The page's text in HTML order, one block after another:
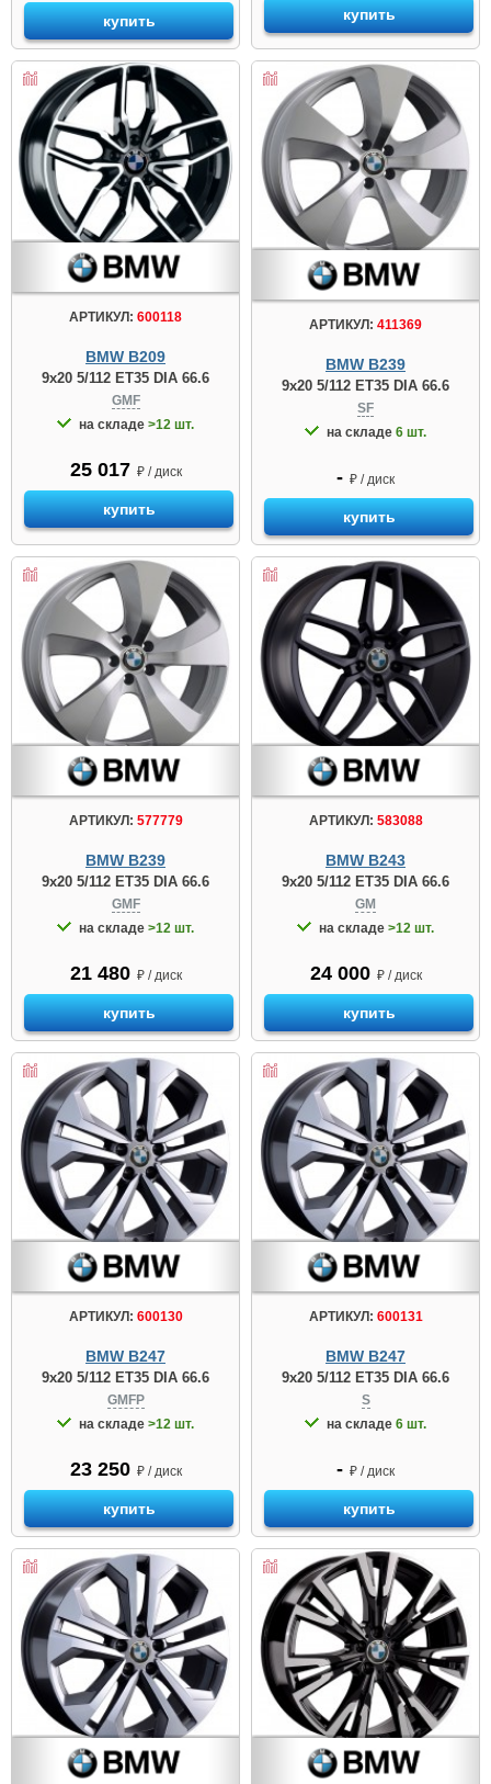
купить купить
АРТИКУЛ: 600118
BMW B209
9x20 5/112 ET35 DIA 66.6
GMF
на складе >12 шт.
25 017 ₽ / диск
купить
АРТИКУЛ: 411369
BMW B239
9x20 5/112 ET35 DIA 66.6
SF
на складе 6 шт.
- ₽ / диск
купить
АРТИКУЛ: 577779
BMW B239
9x20 5/112 ET35 DIA 66.6
GMF
на складе >12 шт.
21 480 ₽ / диск
купить
АРТИКУЛ: 583088
BMW B243
9x20 5/112 ET35 DIA 66.6
GM
на складе >12 шт.
24 000 ₽ / диск
купить
АРТИКУЛ: 600130
BMW B247
9x20 5/112 ET35 DIA 66.6
GMFP
на складе >12 шт.
23 250 ₽ / диск
купить
АРТИКУЛ: 600131
BMW B247
9x20 5/112 ET35 DIA 66.6
S
на складе 6 шт.
- ₽ / диск
купить